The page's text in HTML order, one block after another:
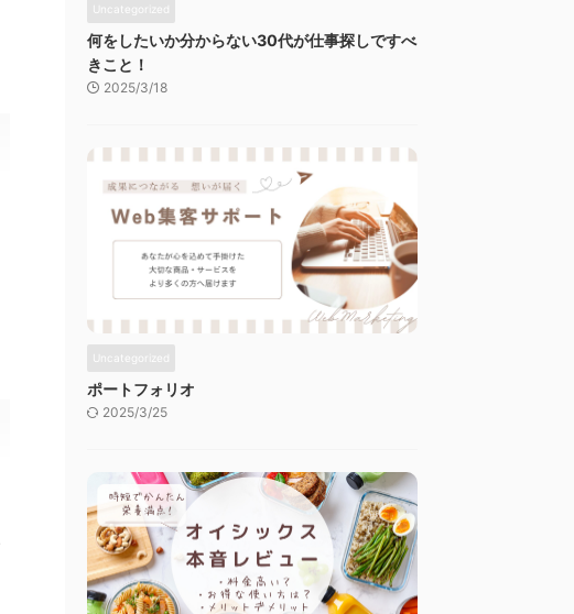
Uncategorized
何をしたいか分からない30代が仕事探しですべ
きこと！
2025/3/18
Uncategorized
ポートフォリオ
2025/3/25